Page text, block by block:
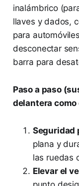
inalámbrico
llaves y dados,
para
desconectar
barra para
Paso a paso
delantera
Seguridad
plana y
las ruedas
Elevar el